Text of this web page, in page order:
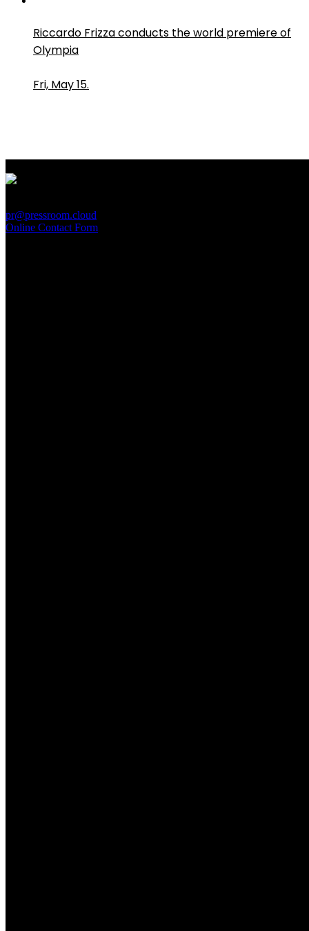
Riccardo Frizza conducts the world premiere of
Olympia
Fri, May 15.
pr@pressroom.cloud
Online Contact Form